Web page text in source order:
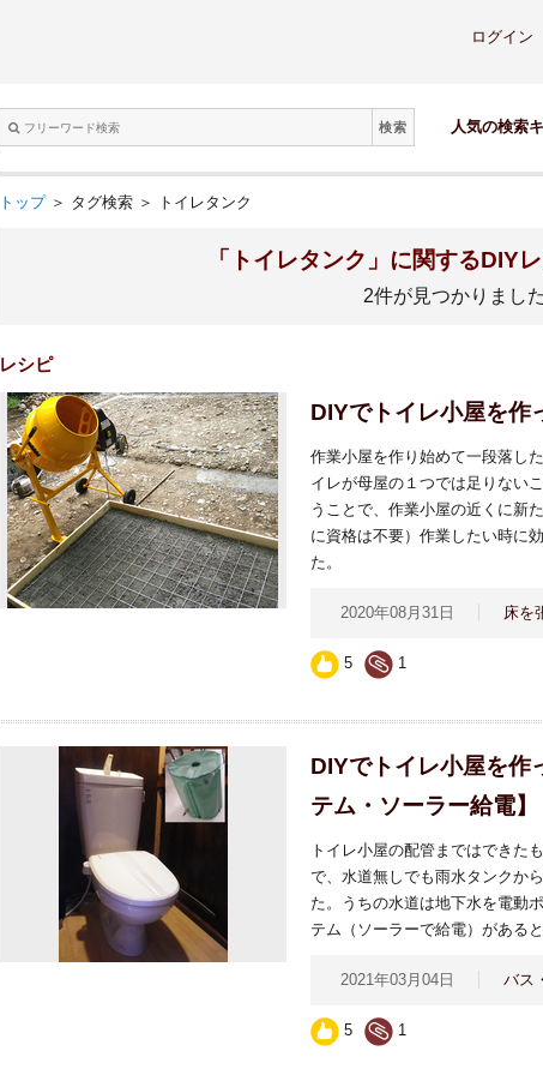
ログイン
検索 人気の検索
トップ＞ タグ検索 ＞ トイレタンク
「トイレタンク」に関するDIY
2件が見つかりました
レシピ
DIYでトイレ小屋を作
作業小屋を作り始めて一段落し
イレが母屋の１つでは足りない
うことで、作業小屋の近くに新
に資格は不要）作業したい時に
た。
2020年08月31日 床を
5 1
DIYでトイレ小屋を作
テム・ソーラー給電】
トイレ小屋の配管まではできた
で、水道無しでも雨水タンクか
た。うちの水道は地下水を電動
テム（ソーラーで給電）があると
2021年03月04日 バス
5 1